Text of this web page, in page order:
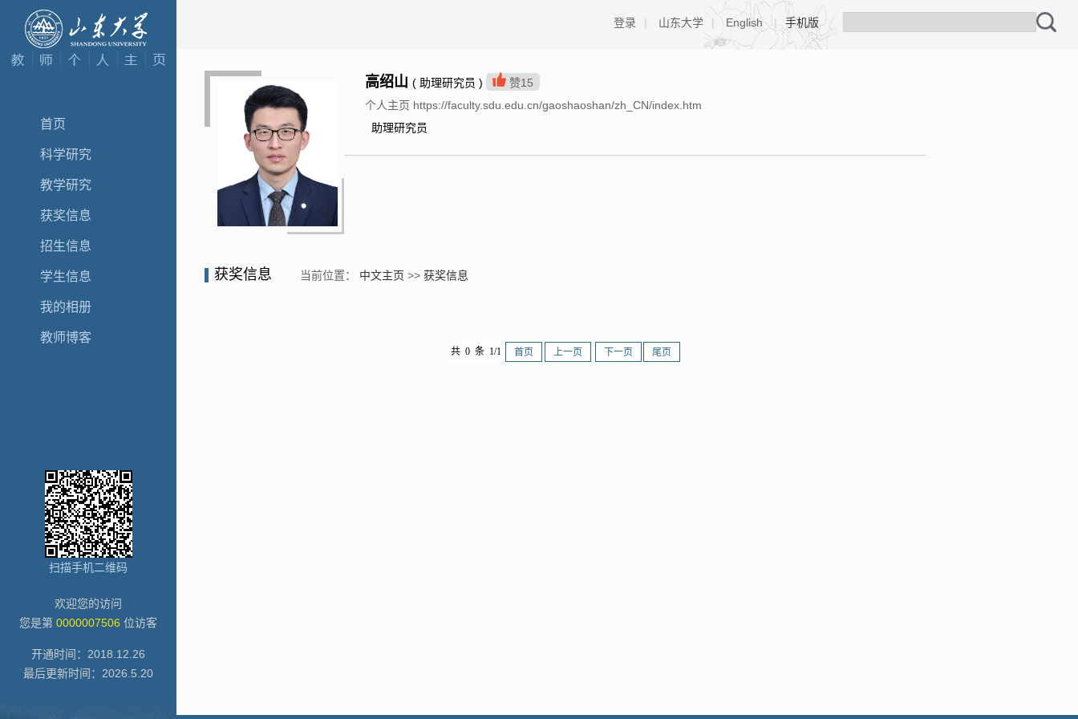
首页
科学研究
教学研究
获奖信息
招生信息
学生信息
我的相册
教师博客
扫描手机二维码
欢迎您的访问
您是第 0000007506 位访客
开通时间： 2018 12 26
最后更新时间： 2026 5 20
登录 | 山东大学 | English | 手机版
高绍山 ( 助理研究员 ) 赞15
个人主页 https://faculty.sdu.edu.cn/gaoshaoshan/zh_CN/index.htm
助理研究员
获奖信息 当前位置： 中文主页 >> 获奖信息
共 0 条 1/1 首页 上一页 下一页 尾页